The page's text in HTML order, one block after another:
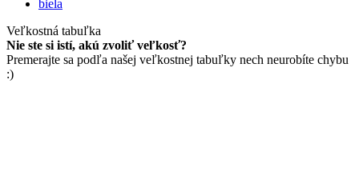
Veľkostná tabuľka
Nie ste si istí, akú zvoliť veľkosť?
Premerajte sa podľa našej veľkostnej tabuľky nech neurobíte chybu
:)